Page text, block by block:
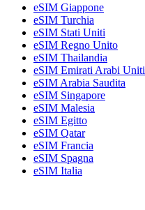
eSIM Giappone
eSIM Turchia
eSIM Stati Uniti
eSIM Regno Unito
eSIM Thailandia
eSIM Emirati Arabi Uniti
eSIM Arabia Saudita
eSIM Singapore
eSIM Malesia
eSIM Egitto
eSIM Qatar
eSIM Francia
eSIM Spagna
eSIM Italia